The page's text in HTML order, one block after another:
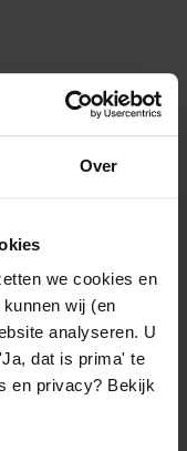
Over
we cookies en
wij (en
analyseren. U
dat is prima' te
en privacy? Bekijk
zoektips.
zoektips.
Westfries
vergeten
omgeving